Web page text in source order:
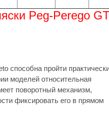
Peg-Perego
способна пройти
моделей относительная
поворотный механизм,
фиксировать его в прямом